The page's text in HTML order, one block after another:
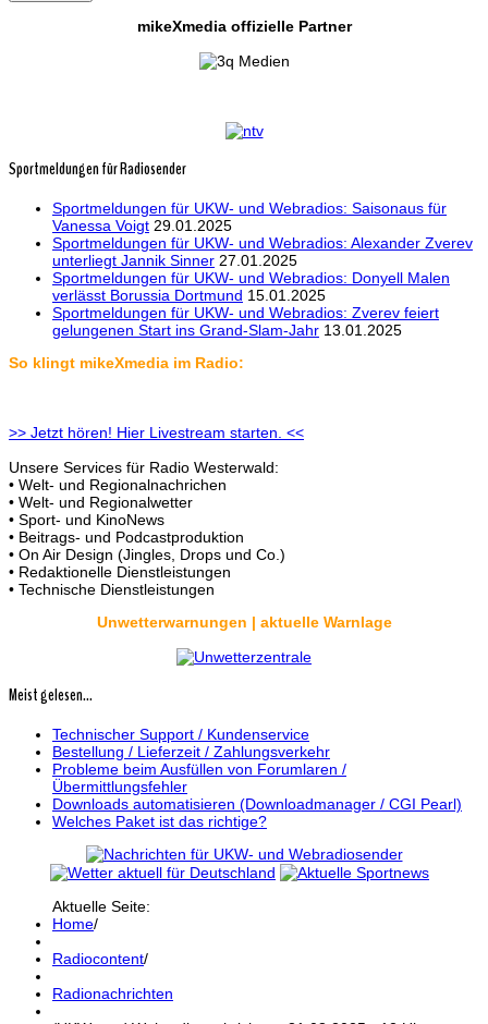
mikeXmedia offizielle Partner
Sportmeldungen für Radiosender
Sportmeldungen für UKW- und Webradios: Saisonaus für
Vanessa Voigt 29.01.2025
Sportmeldungen für UKW- und Webradios: Alexander Zverev
unterliegt Jannik Sinner 27.01.2025
Sportmeldungen für UKW- und Webradios: Donyell Malen
verlässt Borussia Dortmund 15.01.2025
Sportmeldungen für UKW- und Webradios: Zverev feiert
gelungenen Start ins Grand-Slam-Jahr 13.01.2025
So klingt mikeXmedia im Radio:
>> Jetzt hören! Hier Livestream starten. <<
Unsere Services für Radio Westerwald:
• Welt- und Regionalnachrichen
• Welt- und Regionalwetter
• Sport- und KinoNews
• Beitrags- und Podcastproduktion
• On Air Design (Jingles, Drops und Co.)
• Redaktionelle Dienstleistungen
• Technische Dienstleistungen
Unwetterwarnungen | aktuelle Warnlage
Meist gelesen...
Technischer Support / Kundenservice
Bestellung / Lieferzeit / Zahlungsverkehr
Probleme beim Ausfüllen von Forumlaren /
Übermittlungsfehler
Downloads automatisieren (Downloadmanager / CGI Pearl)
Welches Paket ist das richtige?
Aktuelle Seite:
Home/
Radiocontent/
Radionachrichten